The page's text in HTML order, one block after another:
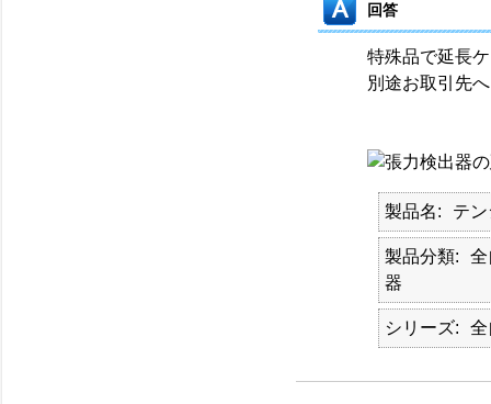
回答
特殊品で延長
別途お取引先
製品名 テ
製品分類
全
器
シリーズ 全